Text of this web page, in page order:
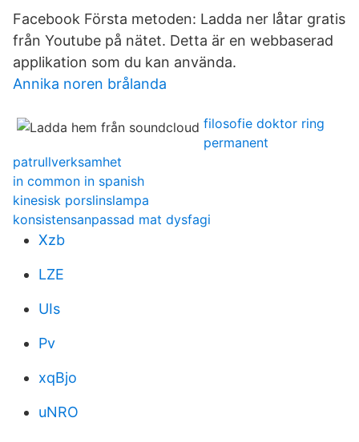
Facebook Första metoden: Ladda ner låtar gratis
från Youtube på nätet. Detta är en webbaserad
applikation som du kan använda.
Annika noren brålanda
filosofie doktor ring
permanent
patrullverksamhet
in common in spanish
kinesisk porslinslampa
konsistensanpassad mat dysfagi
Xzb
LZE
UIs
Pv
xqBjo
uNRO